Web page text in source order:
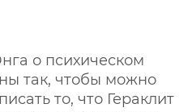
о психическом
так, чтобы можно
то, что Гераклит